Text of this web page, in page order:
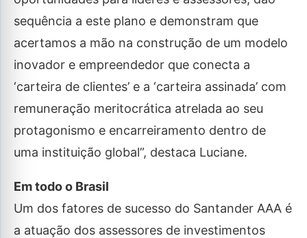
sequência a este plano e demonstram que
acertamos a mão na construção de um modelo
inovador e empreendedor que conecta a
‘carteira de clientes’ e a ‘carteira assinada’ com
remuneração meritocrática atrelada ao seu
protagonismo e encarreiramento dentro de
uma instituição global”, destaca Luciane.
Em todo o Brasil
Um dos fatores de sucesso do Santander AAA é
a atuação dos assessores de investimentos